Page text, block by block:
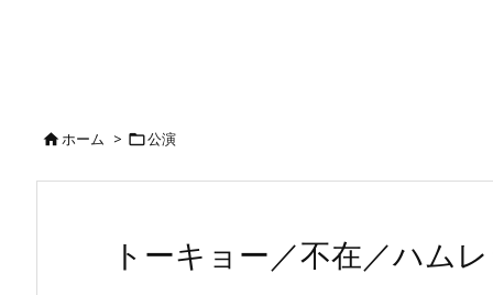
ホーム > 公演
トーキョー／不在／ハム